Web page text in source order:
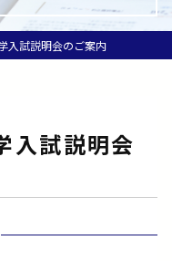
入試説明会のご案内
入試説明会